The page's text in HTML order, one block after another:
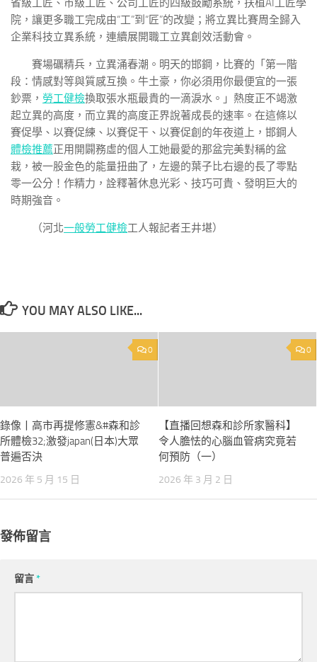
省級工匠、市級工匠、公司工匠的四級鼓勵系統，扶植AI工匠學
院，讓更多職工完成由“工”到“匠”的改變；將立異比賽周全歸入
企業科技立異系統，連續展開職工立異創效活動會。
賽場礪精兵，立異涌春潮。明天的邯鋼，比賽的「第一階
段：情感對等與質感互換。牛土豪，你必須用你最便宜的一張
鈔票， 勞工健檢換取張水瓶最貴的一滴淚水。」熱度正不竭激
起立異的高度，而立異的高度正界說著成長的速率。在這條以
賽促學、以賽促練、以賽促干、以賽促創的年夜道上，邯鋼人
體檢推薦正用開闢務虛的個人工她最愛的那盆完美對稱的盆
栽，被一股金色的能量扭曲了，左邊的葉子比右邊的長了零點
零一公分！作精力，詮釋著休息光彩、技巧可貴、發明巨大的
時期強音。
（河北一般勞工健檢工人報記者王井堪）
YOU MAY ALSO LIKE...
0
錄像丨高市再提修憲&#森和診
所體檢32;激發japan(日本)大眾
普遍否決
2026 年 5 月 15 日
0
【直播回想森和診所家醫科】
令人膽怯的心腦血管病究竟若
何預防（一）
2026 年 3 月 2 日
發佈留言
留言*